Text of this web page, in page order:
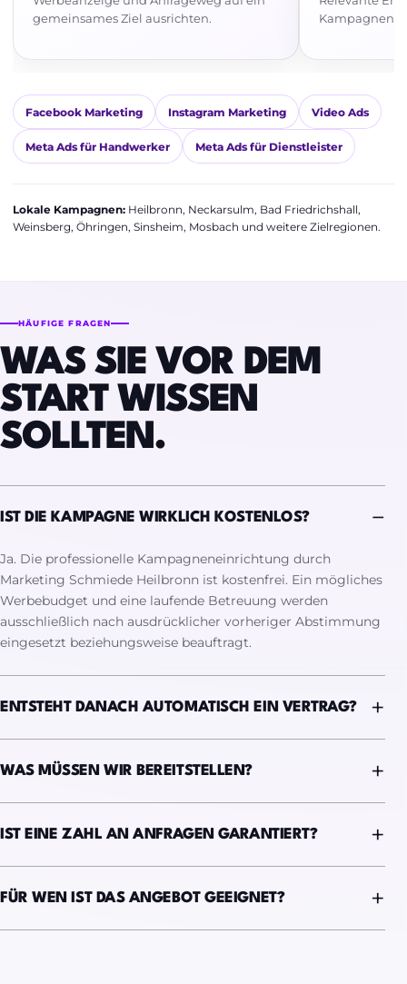
gemeinsames Ziel ausrichten.
Kampagnen
Facebook Marketing Instagram Marketing Video Ads
Meta Ads für Handwerker Meta Ads für Dienstleister
Lokale Kampagnen: Heilbronn, Neckarsulm, Bad Friedrichshall,
Weinsberg, Öhringen, Sinsheim, Mosbach und weitere Zielregionen.
HÄUFIGE FRAGEN
WAS SIE VOR DEM
START WISSEN
SOLLTEN.
IST DIE KAMPAGNE WIRKLICH KOSTENLOS?
Ja. Die professionelle Kampagneneinrichtung durch
Marketing Schmiede Heilbronn ist kostenfrei. Ein mögliches
Werbebudget und eine laufende Betreuung werden
ausschließlich nach ausdrücklicher vorheriger Abstimmung
eingesetzt beziehungsweise beauftragt.
ENTSTEHT DANACH AUTOMATISCH EIN VERTRAG?
WAS MÜSSEN WIR BEREITSTELLEN?
IST EINE ZAHL AN ANFRAGEN GARANTIERT?
FÜR WEN IST DAS ANGEBOT GEEIGNET?